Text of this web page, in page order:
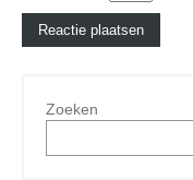
Zoeken